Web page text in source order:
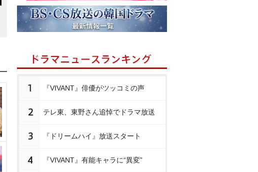
1 『VIVANT』俳優がツッコミの声
2 テレ東、東野さん追悼でドラマ放送
3 『ドリームハイ』放送スタート
4 『VIVANT』有能キャラに“異変”